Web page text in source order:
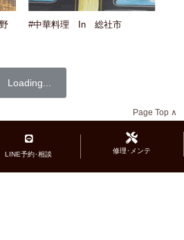
#中華料理 In 総社市
Loading...
Page Top ∧
LINE予約･相談 修理･メンテ